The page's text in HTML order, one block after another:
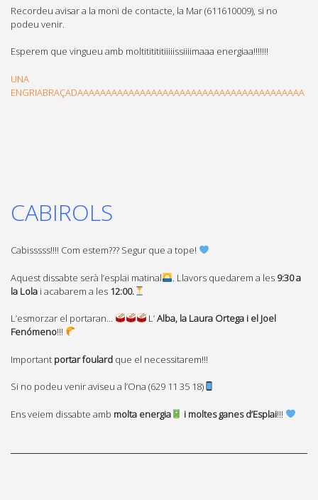
Recordeu avisar a la moni de contacte, la Mar (611610009), si no
podeu venir.
Esperem que vingueu amb moltititititiiiiissiiiimaaa energiaa!!!!!!!
UNA
ENGRIABRAÇADAAAAAAAAAAAAAAAAAAAAAAAAAAAAAAAAAAAAAAAA
CABIROLS
Cabisssss!!!! Com estem??? Segur que a tope! ​
Aquest dissabte serà l’esplai matinal ​. Llavors quedarem a les 9:30 a
la Lola i acabarem a les 12:00.
L’esmorzar el portaran… ​ ​ L’Alba, la Laura Ortega i el Joel
Fenómeno!!! ​
Important portar foulard que el necessitarem!!!
Si no podeu venir aviseu a l’Ona (629 11 35 18)
Ens veiem dissabte amb molta energia​ ​​ i moltes ganes d’Esplai!!!